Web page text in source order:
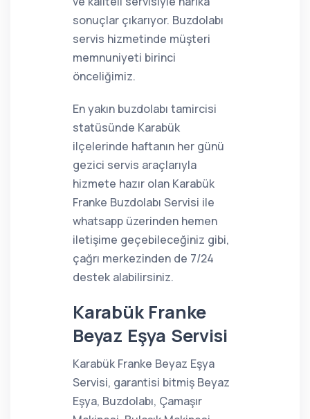
sonuçlar çıkarıyor. Buzdolabı
servis hizmetinde müşteri
memnuniyeti birinci
önceliğimiz.
En yakın buzdolabı tamircisi
statüsünde Karabük
ilçelerinde haftanın her günü
gezici servis araçlarıyla
hizmete hazır olan Karabük
Franke Buzdolabı Servisi ile
whatsapp üzerinden hemen
iletişime geçebileceğiniz gibi,
çağrı merkezinden de 7/24
destek alabilirsiniz.
Karabük Franke
Beyaz Eşya Servisi
Karabük Franke Beyaz Eşya
Servisi, garantisi bitmiş Beyaz
Eşya, Buzdolabı, Çamaşır